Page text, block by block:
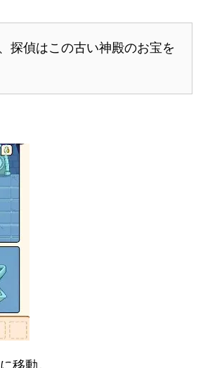
探偵はこの古い神殿のお宝を
移動。